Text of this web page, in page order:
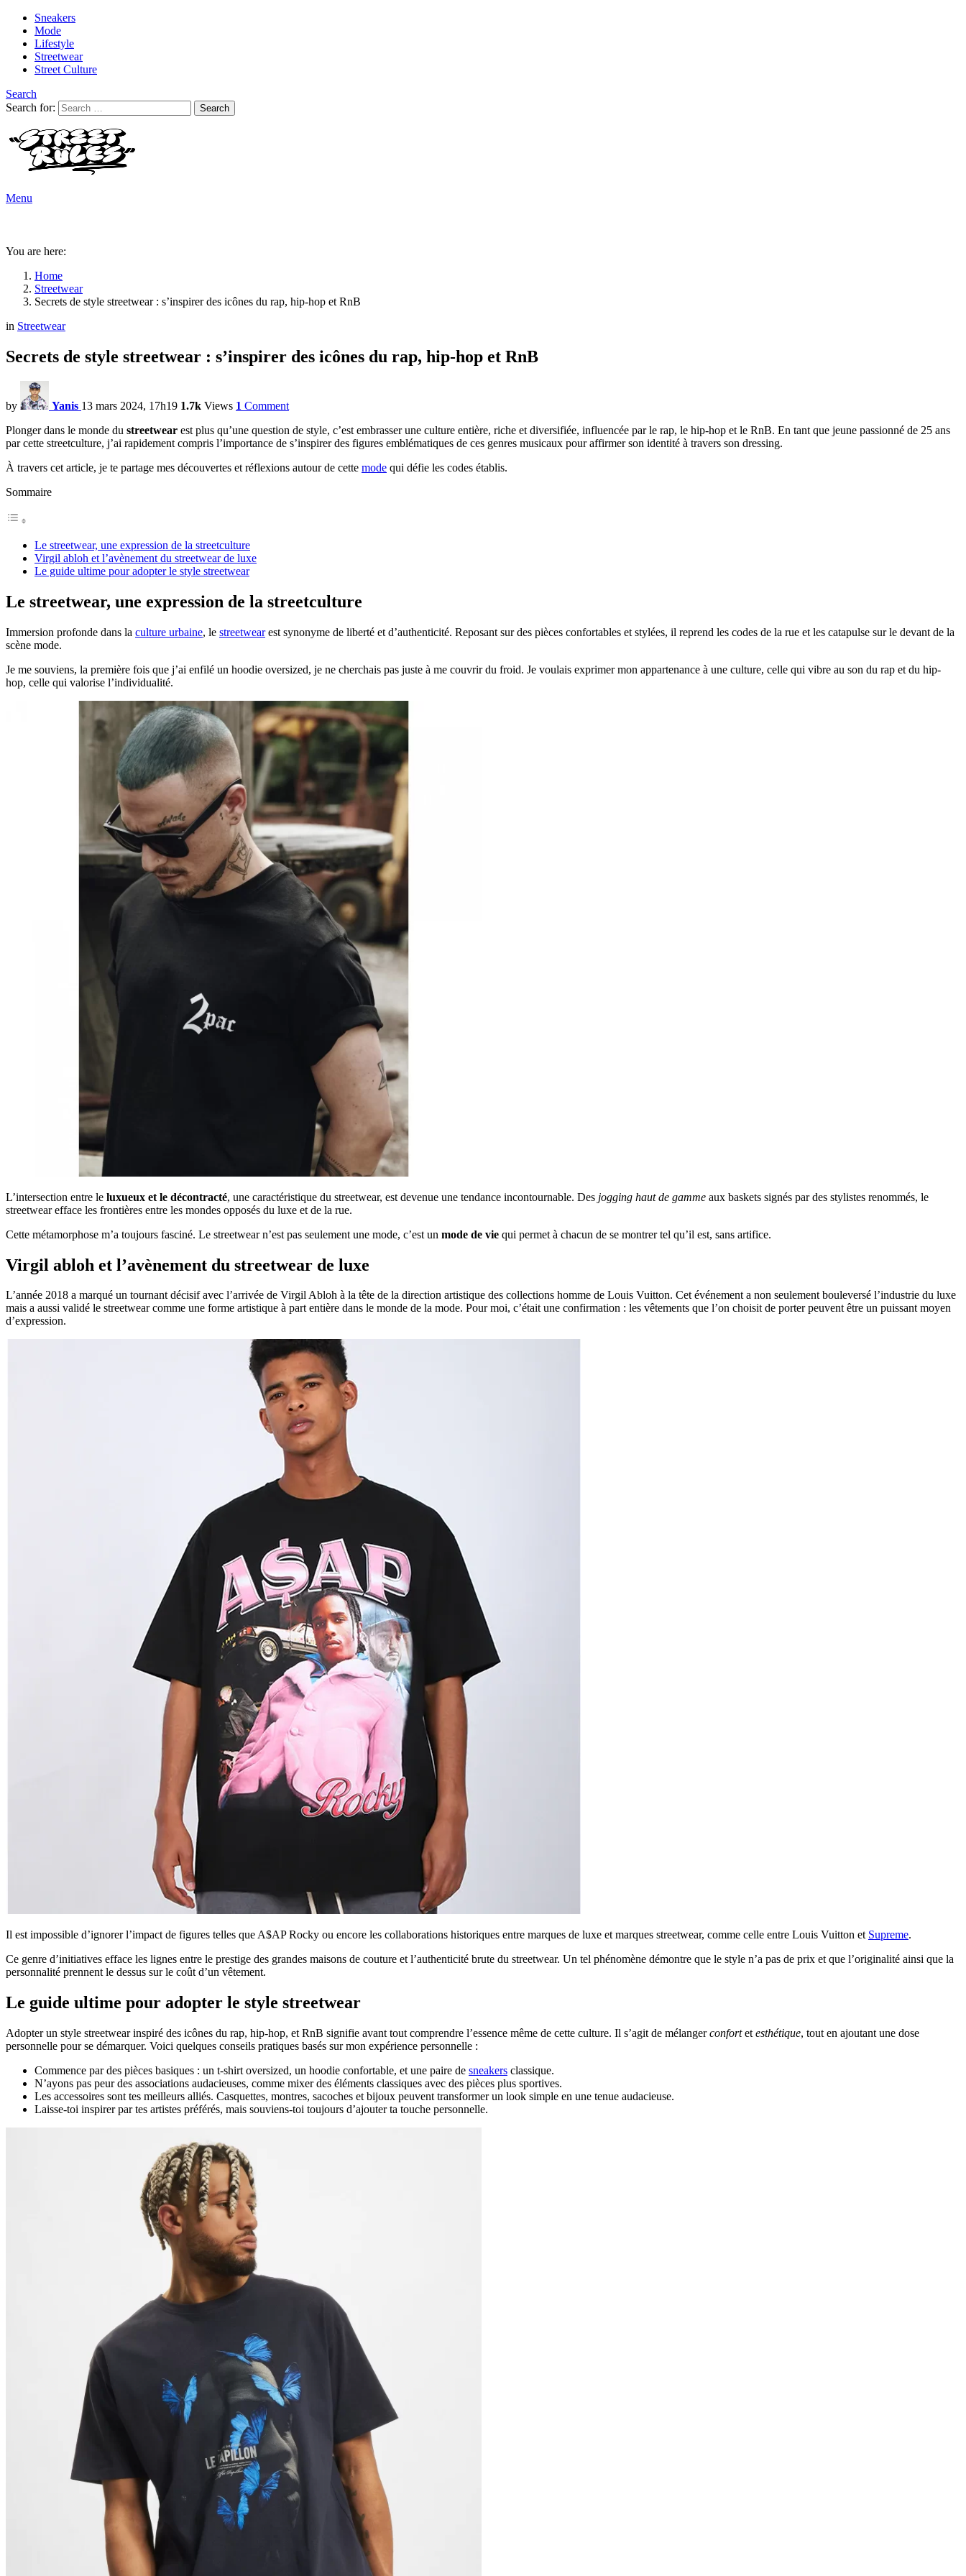
Sneakers
Mode
Lifestyle
Streetwear
Street Culture
Search
Search for:
Search
Menu
You are here:
Home
Streetwear
Secrets de style streetwear : s’inspirer des icônes du rap, hip-hop et RnB
in Streetwear
Secrets de style streetwear : s’inspirer des icônes du rap, hip-hop et RnB
by Yanis 13 mars 2024, 17h19 1.7k Views 1 Comment
Plonger dans le monde du streetwear est plus qu’une question de style, c’est embrasser une culture entière, riche et diversifiée, influencée par le rap, le hip-hop et le RnB. En tant que jeune passionné de 25 ans
par cette streetculture, j’ai rapidement compris l’importance de s’inspirer des figures emblématiques de ces genres musicaux pour affirmer son identité à travers son dressing.
À travers cet article, je te partage mes découvertes et réflexions autour de cette mode qui défie les codes établis.
Sommaire
Le streetwear, une expression de la streetculture
Virgil abloh et l’avènement du streetwear de luxe
Le guide ultime pour adopter le style streetwear
Le streetwear, une expression de la streetculture
Immersion profonde dans la culture urbaine, le streetwearest synonyme de liberté et d’authenticité. Reposant sur des pièces confortables et stylées, il reprend les codes de la rue et les catapulse sur le devant de la
scène mode.
Je me souviens, la première fois que j’ai enfilé un hoodie oversized, je ne cherchais pas juste à me couvrir du froid. Je voulais exprimer mon appartenance à une culture, celle qui vibre au son du rap et du hip-
hop, celle qui valorise l’individualité.
L’intersection entre le luxueux et le décontracté, une caractéristique du streetwear, est devenue une tendance incontournable. Des jogging haut de gamme aux baskets signés par des stylistes renommés, le
streetwear efface les frontières entre les mondes opposés du luxe et de la rue.
Cette métamorphose m’a toujours fasciné. Le streetwear n’est pas seulement une mode, c’est un mode de vie qui permet à chacun de se montrer tel qu’il est, sans artifice.
Virgil abloh et l’avènement du streetwear de luxe
L’année 2018 a marqué un tournant décisif avec l’arrivée de Virgil Abloh à la tête de la direction artistique des collections homme de Louis Vuitton. Cet événement a non seulement bouleversé l’industrie du luxe
mais a aussi validé le streetwear comme une forme artistique à part entière dans le monde de la mode. Pour moi, c’était une confirmation : les vêtements que l’on choisit de porter peuvent être un puissant moyen
d’expression.
Il est impossible d’ignorer l’impact de figures telles que A$AP Rocky ou encore les collaborations historiques entre marques de luxe et marques streetwear, comme celle entre Louis Vuitton et Supreme.
Ce genre d’initiatives efface les lignes entre le prestige des grandes maisons de couture et l’authenticité brute du streetwear. Un tel phénomène démontre que le style n’a pas de prix et que l’originalité ainsi que la
personnalité prennent le dessus sur le coût d’un vêtement.
Le guide ultime pour adopter le style streetwear
Adopter un style streetwear inspiré des icônes du rap, hip-hop, et RnB signifie avant tout comprendre l’essence même de cette culture. Il s’agit de mélangerconfortet esthétique, tout en ajoutant une dose
personnelle pour se démarquer. Voici quelques conseils pratiques basés sur mon expérience personnelle :
Commence par des pièces basiques : un t-shirt oversized, un hoodie confortable, et une paire de sneakers classique.
N’ayons pas peur des associations audacieuses, comme mixer des éléments classiques avec des pièces plus sportives.
Les accessoires sont tes meilleurs alliés. Casquettes, montres, sacoches et bijoux peuvent transformer un look simple en une tenue audacieuse.
Laisse-toi inspirer par tes artistes préférés, mais souviens-toi toujours d’ajouter ta touche personnelle.